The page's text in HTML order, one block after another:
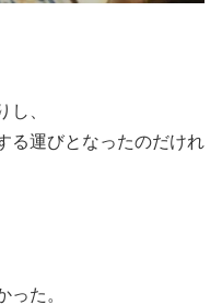
し、
る運びとなったのだけれ
った。